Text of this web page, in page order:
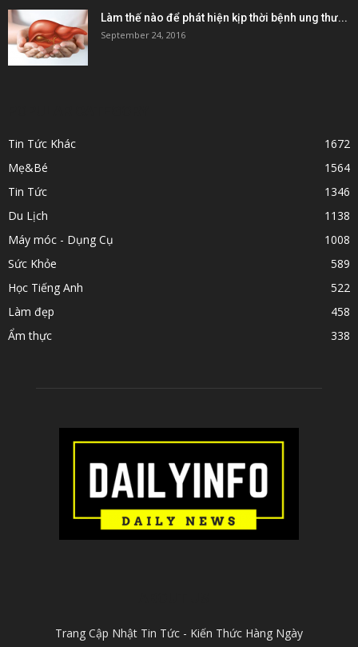
Làm thế nào để phát hiện kịp thời bệnh ung thư...
September 24, 2016
Tin Tức Khác
1672
Mẹ&Bé
1564
Tin Tức
1346
Du Lịch
1138
Máy móc - Dụng Cụ
1008
Sức Khỏe
589
Học Tiếng Anh
522
Làm đẹp
458
Ẩm thực
338
Trang Cập Nhật Tin Tức - Kiến Thức Hàng Ngày